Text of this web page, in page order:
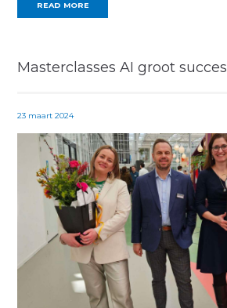
READ MORE
Masterclasses AI groot succes
23 maart 2024